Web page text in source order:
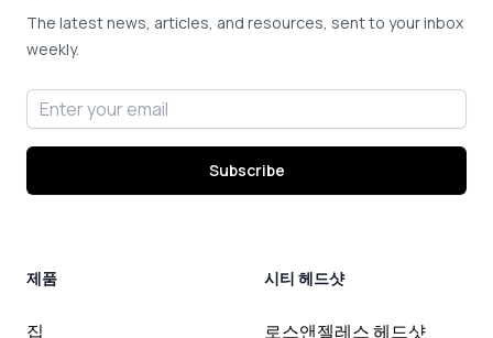
The latest news, articles, and resources, sent to your inbox
weekly.
Email address
Subscribe
제품
집
시티 헤드샷
로스앤젤레스 헤드샷